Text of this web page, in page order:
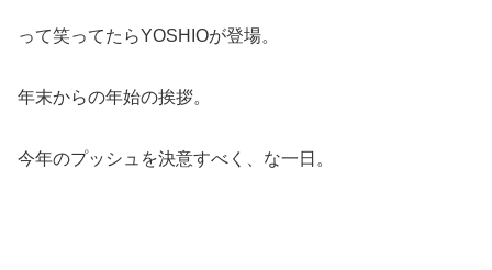
って笑ってたらYOSHIOが登場。
年末からの年始の挨拶。
今年のプッシュを決意すべく、な一日。